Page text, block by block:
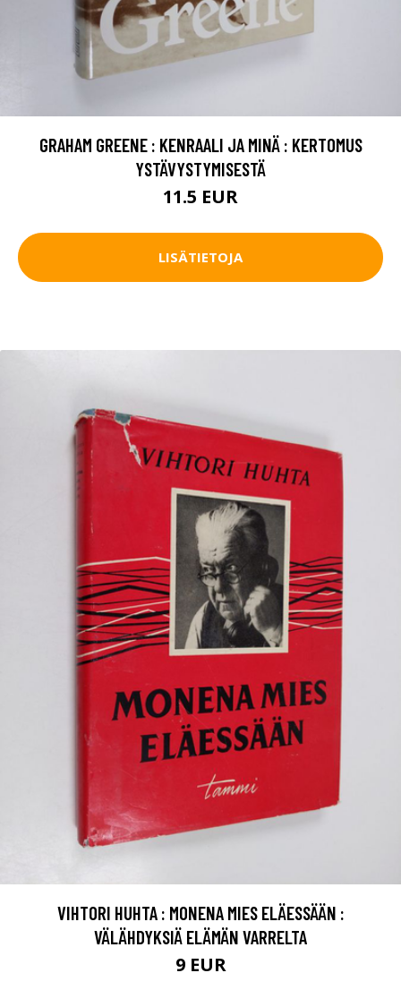
GRAHAM GREENE : KENRAALI JA MINÄ : KERTOMUS
YSTÄVYSTYMISESTÄ
11.5 EUR
LISÄTIETOJA
VIHTORI HUHTA : MONENA MIES ELÄESSÄÄN :
VÄLÄHDYKSIÄ ELÄMÄN VARRELTA
9 EUR